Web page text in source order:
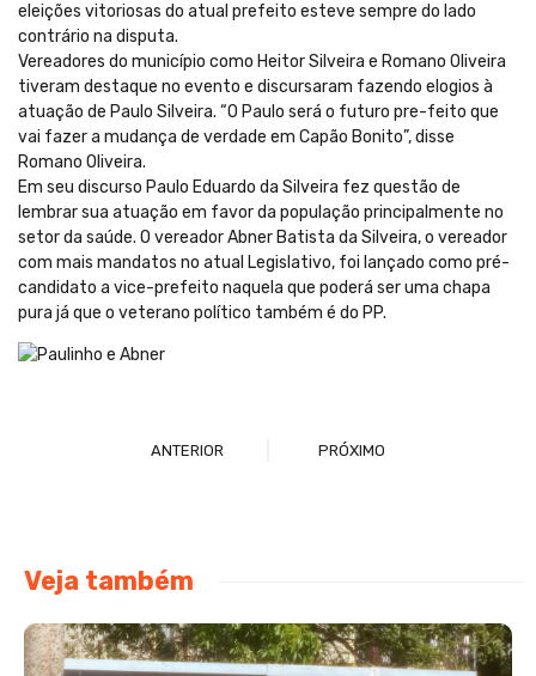
eleições vitoriosas do atual prefeito esteve sempre do lado
contrário na disputa.
Vereadores do município como Heitor Silveira e Romano Oliveira
tiveram destaque no evento e discursaram fazendo elogios à
atuação de Paulo Silveira. “O Paulo será o futuro pre-feito que
vai fazer a mudança de verdade em Capão Bonito”, disse
Romano Oliveira.
Em seu discurso Paulo Eduardo da Silveira fez questão de
lembrar sua atuação em favor da população principalmente no
setor da saúde. O vereador Abner Batista da Silveira, o vereador
com mais mandatos no atual Legislativo, foi lançado como pré-
candidato a vice-prefeito naquela que poderá ser uma chapa
pura já que o veterano político também é do PP.
ANTERIOR PRÓXIMO
Veja também